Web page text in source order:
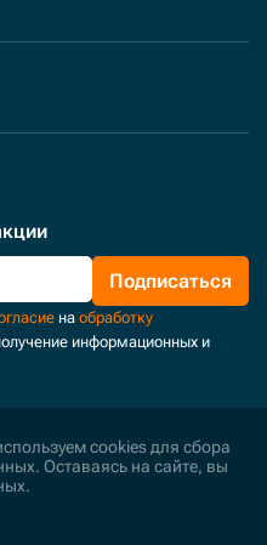
Подписаться
на обработку
информационных и
cookies для сбора
Оставаясь на сайте, вы